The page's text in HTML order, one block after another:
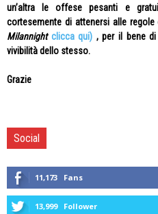
un’altra le offese pesanti e
cortesemente di attenersi alle
Milannight clicca qui) , per il bene
vivibilità dello stesso.
Grazie
Social
11,173 Fans
13,999 Follower